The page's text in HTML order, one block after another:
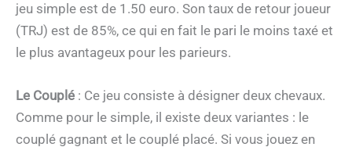
jeu simple est de 1.50 euro. Son taux de retour joueur
(TRJ) est de 85%, ce qui en fait le pari le moins taxé et
le plus avantageux pour les parieurs.
Le Couplé : Ce jeu consiste à désigner deux chevaux.
Comme pour le simple, il existe deux variantes : le
couplé gagnant et le couplé placé. Si vous jouez en